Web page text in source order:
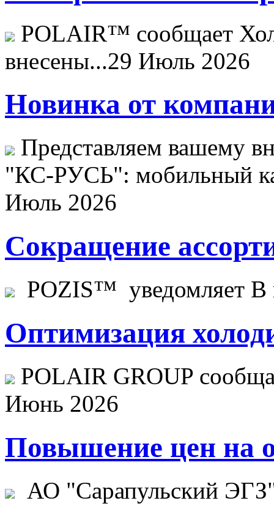
POLAIR™ сообщает
внесены...29 Июль 2026
Новинка от
Представляем вашему
"КС-РУСЬ": мобильный
Июль 2026
Сокращение
POZIS™ уведомляет В
Оптимизация
POLAIR GROUP
Июнь 2026
Повышение цен на
АО "Сарапульский